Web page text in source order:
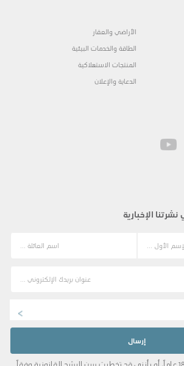
الأراضي والعقار
الطاقة والخدمات البيئية
المنتجات الاستهلاكية
الدعاية والإعلان
الإخبارية